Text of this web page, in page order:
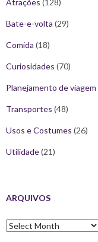
Atrações (128)
Bate-e-volta (29)
Comida (18)
Curiosidades (70)
Planejamento de viagem
Transportes (48)
Usos e Costumes (26)
Utilidade(21)
ARQUIVOS
Arquivos